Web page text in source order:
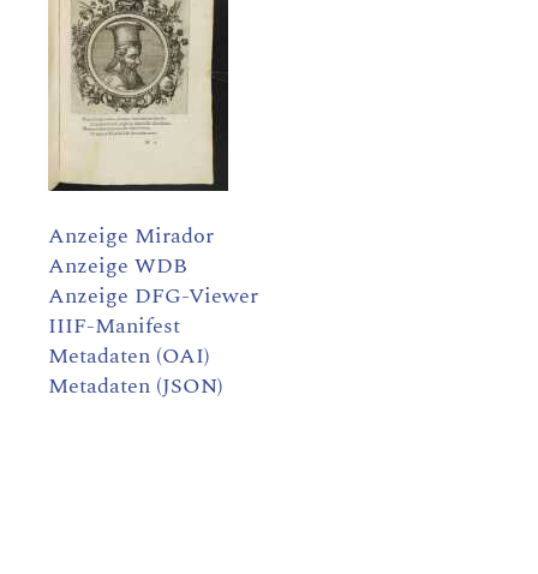
Anzeige Mirador
Anzeige WDB
Anzeige DFG-Viewer
IIIF-Manifest
Metadaten (OAI)
Metadaten (JSON)